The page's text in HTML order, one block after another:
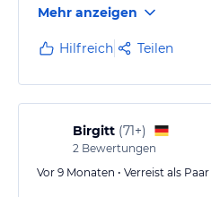
Heizstrahler und Strandkorb
Mehr anzeigen
Hilfreich Teilen
Birgitt (71+)
2 Bewertungen
Vor 9 Monaten • Verreist als